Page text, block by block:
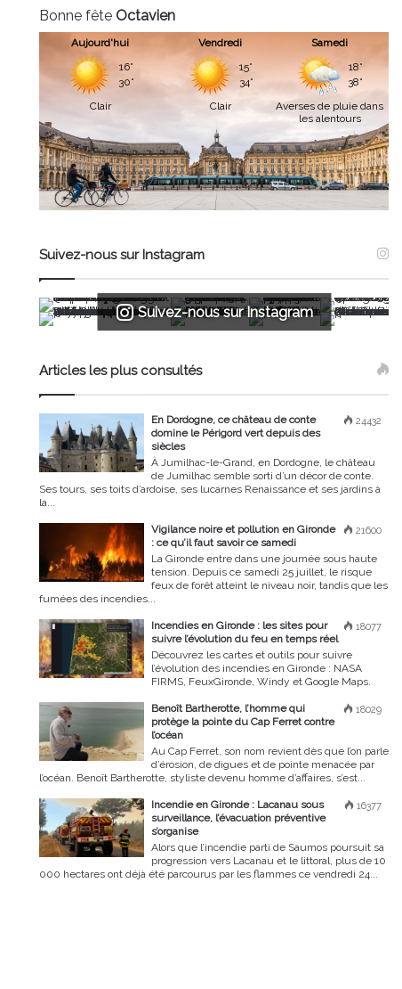
Bonne fête Octavien
Aujourd'hui
16°
30°
Clair
Vendredi
15°
34°
Clair
Samedi
18°
38°
Averses de pluie dans
les alentours
Suivez-nous sur Instagram
Suivez-nous sur Instagram
Articles les plus consultés
24432
En Dordogne, ce château de conte
domine le Périgord vert depuis des
siècles
À Jumilhac-le-Grand, en Dordogne, le château
de Jumilhac semble sorti d’un décor de conte.
Ses tours, ses toits d’ardoise, ses lucarnes Renaissance et ses jardins à
la...
21600
Vigilance noire et pollution en Gironde
: ce qu’il faut savoir ce samedi
La Gironde entre dans une journée sous haute
tension. Depuis ce samedi 25 juillet, le risque
feux de forêt atteint le niveau noir, tandis que les
fumées des incendies...
18077
Incendies en Gironde : les sites pour
suivre l’évolution du feu en temps réel
Découvrez les cartes et outils pour suivre
l’évolution des incendies en Gironde : NASA
FIRMS, FeuxGironde, Windy et Google Maps.
18029
Benoît Bartherotte, l’homme qui
protège la pointe du Cap Ferret contre
l’océan
Au Cap Ferret, son nom revient dès que l’on parle
d’érosion, de digues et de pointe menacée par
l’océan. Benoît Bartherotte, styliste devenu homme d’affaires, s’est...
16377
Incendie en Gironde : Lacanau sous
surveillance, l’évacuation préventive
s’organise
Alors que l’incendie parti de Saumos poursuit sa
progression vers Lacanau et le littoral, plus de 10
000 hectares ont déjà été parcourus par les flammes ce vendredi 24...